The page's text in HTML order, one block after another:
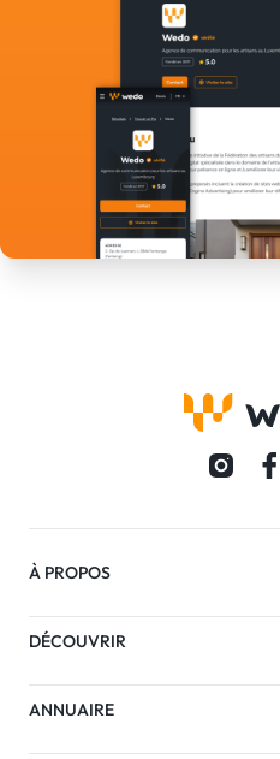
À PROPOS
DÉCOUVRIR
ANNUAIRE